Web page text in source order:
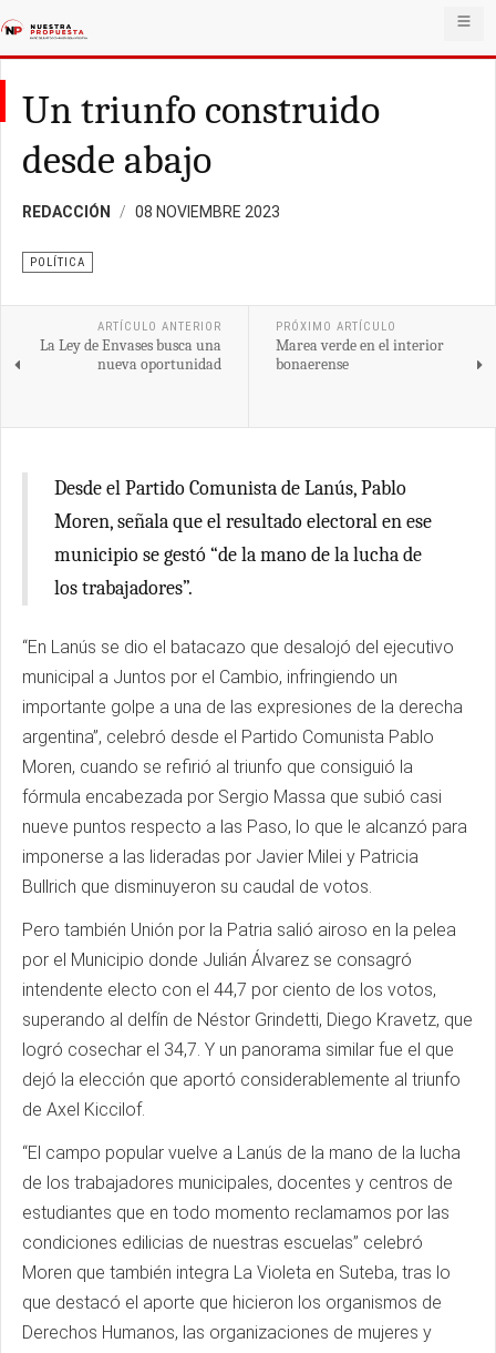
Un triunfo construido
desde abajo
REDACCIÓN 08 NOVIEMBRE 2023
POLÍTICA
ARTÍCULO ANTERIOR
La Ley de Envases busca una
nueva oportunidad
PRÓXIMO ARTÍCULO
Marea verde en el interior
bonaerense
Desde el Partido Comunista de Lanús, Pablo
Moren, señala que el resultado electoral en ese
municipio se gestó “de la mano de la lucha de
los trabajadores”.
“En Lanús se dio el batacazo que desalojó del ejecutivo
municipal a Juntos por el Cambio, infringiendo un
importante golpe a una de las expresiones de la derecha
argentina”, celebró desde el Partido Comunista Pablo
Moren, cuando se refirió al triunfo que consiguió la
fórmula encabezada por Sergio Massa que subió casi
nueve puntos respecto a las Paso, lo que le alcanzó para
imponerse a las lideradas por Javier Milei y Patricia
Bullrich que disminuyeron su caudal de votos.
Pero también Unión por la Patria salió airoso en la pelea
por el Municipio donde Julián Álvarez se consagró
intendente electo con el 44,7 por ciento de los votos,
superando al delfín de Néstor Grindetti, Diego Kravetz, que
logró cosechar el 34,7. Y un panorama similar fue el que
dejó la elección que aportó considerablemente al triunfo
de Axel Kiccilof.
“El campo popular vuelve a Lanús de la mano de la lucha
de los trabajadores municipales, docentes y centros de
estudiantes que en todo momento reclamamos por las
condiciones edilicias de nuestras escuelas” celebró
Moren que también integra La Violeta en Suteba, tras lo
que destacó el aporte que hicieron los organismos de
Derechos Humanos, las organizaciones de mujeres y